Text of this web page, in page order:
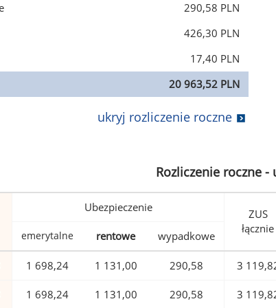
290,58 PLN
426,30 PLN
17,40 PLN
20 963,52 PLN
ukryj rozliczenie roczne
Rozliczenie roczne
Ubezpieczenie
ZUS
łącznie
emerytalne rentowe wypadkowe
1 698,24 1 131,00 290,58 3
1 698,24 1 131,00 290,58 3